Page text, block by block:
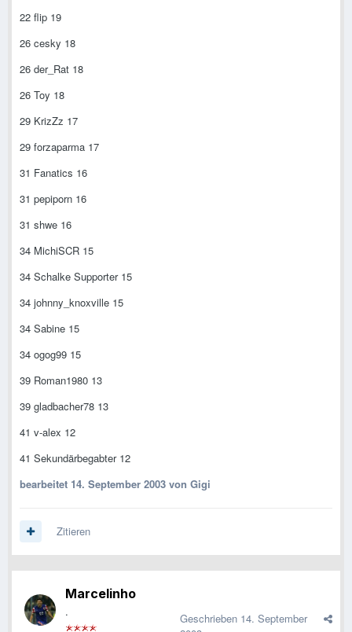
22 flip 19
26 cesky 18
26 der_Rat 18
26 Toy 18
29 KrizZz 17
29 forzaparma 17
31 Fanatics 16
31 pepiporn 16
31 shwe 16
34 MichiSCR 15
34 Schalke Supporter 15
34 johnny_knoxville 15
34 Sabine 15
34 ogog99 15
39 Roman1980 13
39 gladbacher78 13
41 v-alex 12
41 Sekundärbegabter 12
bearbeitet 14. September 2003 von Gigi
Zitieren
Marcelinho
. Geschrieben 14. September